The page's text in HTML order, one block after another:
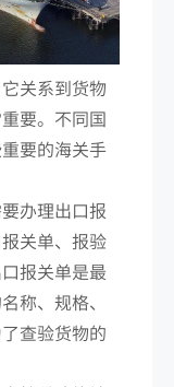
关系到货物
要。不同国
要的海关手
办理出口报
关单、报验
报关单是最
称、规格、
查验货物的